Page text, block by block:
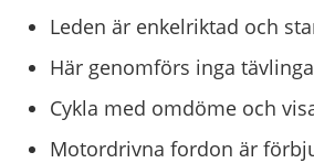
Leden är enkelriktad och
Här genomförs inga
Cykla med omdöme och
Motordrivna fordon är